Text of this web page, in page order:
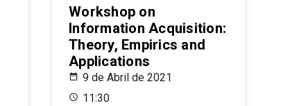
Workshop on
Information Acquisition:
Theory, Empirics and
Applications
9 de Abril de 2021
11:30